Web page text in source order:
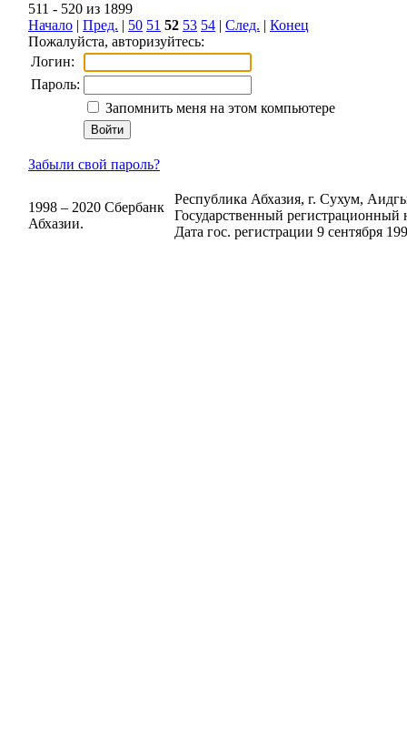
511 - 520 из 1899
Начало | Пред. | 50 51 52 53 54 | След. | Конец
Пожалуйста, авторизуйтесь:
Логин:
Пароль:
Запомнить меня на этом компьютере
Забыли свой пароль?
1998 – 2020 Сбербанк
Абхазии.
Республика Абхазия, г. Сухум,
Государственный регистрационный
Дата гос. регистрации 9 сентября